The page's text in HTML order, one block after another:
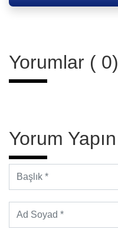
Yorumlar ( 0)
Yorum Yapın